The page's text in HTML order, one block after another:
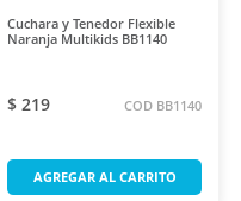
Cuchara y Tenedor Flexible
Naranja Multikids BB1140
$ 219 COD BB1140
AGREGAR AL CARRITO